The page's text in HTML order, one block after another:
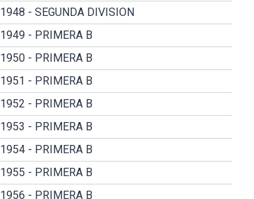
1948 - SEGUNDA DIVISION
1949 - PRIMERA B
1950 - PRIMERA B
1951 - PRIMERA B
1952 - PRIMERA B
1953 - PRIMERA B
1954 - PRIMERA B
1955 - PRIMERA B
1956 - PRIMERA B